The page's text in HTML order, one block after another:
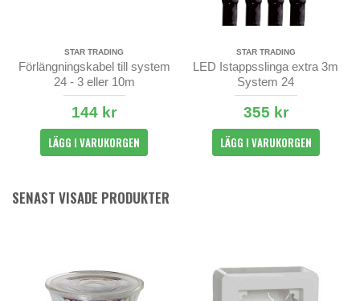
STAR TRADING
Förlängningskabel till system
24 - 3 eller 10m
144 kr
LÄGG I VARUKORGEN
STAR TRADING
LED Istappsslinga extra 3m
System 24
355 kr
LÄGG I VARUKORGEN
SENAST VISADE PRODUKTER